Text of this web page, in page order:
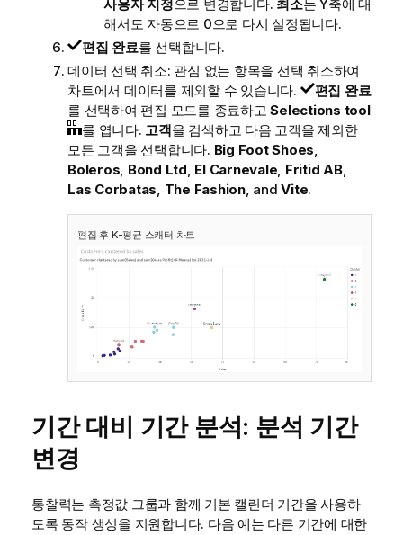
사용자 지정으로 변경합니다. 최소는 Y축에 대
해서도 자동으로 0으로 다시 설정됩니다.
편집 완료를 선택합니다.
데이터 선택 취소: 관심 없는 항목을 선택 취소하여
차트에서 데이터를 제외할 수 있습니다.
편집 완료
를 선택하여 편집 모드를 종료하고Selections tool
를 엽니다. 고객을 검색하고 다음 고객을 제외한
모든 고객을 선택합니다. Big Foot Shoes,
Boleros, Bond Ltd, El Carnevale, Fritid AB,
Las Corbatas, The Fashion, andVite.
편집 후 K-평균 스캐터 차트
기간 대비 기간 분석: 분석 기간
변경
통찰력는 측정값 그룹과 함께 기본 캘린더 기간을 사용하
도록 동작 생성을 지원합니다. 다음 예는 다른 기간에 대한